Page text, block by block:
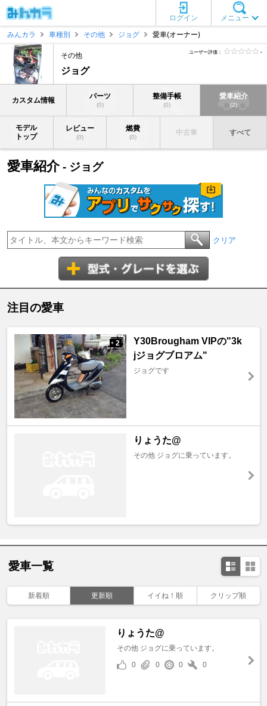
メニュー
ログイン
みんカラ
車種別 その他 ジョグ 愛車(オーナー)
その他
ジョグ
ユーザー評価： -
カスタム情報 パーツ
(0)
整備手帳
(0)
愛車紹介
(2)
モデル
トップ
レビュー
(0)
燃費
(0)
中古車 すべて
愛車紹介- ジョグ
クリア
注目の愛車
+ 2
Y30Brougham VIPの"3k
jジョグブロアム"
ジョグです
りょうた@
その他 ジョグに乗っています。
愛車一覧
新着順 更新順 イイね！順 クリップ順
りょうた@
その他 ジョグに乗っています。
0
0 0 0